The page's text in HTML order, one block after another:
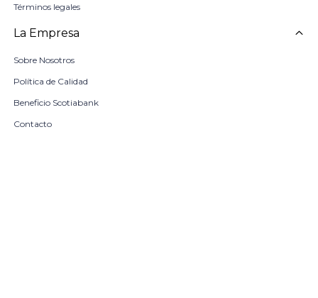
Términos legales
La Empresa
Sobre Nosotros
Política de Calidad
Beneficio Scotiabank
Contacto